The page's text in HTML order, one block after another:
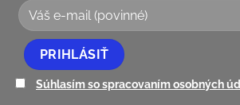
Súhlasím so spracovaním osobných